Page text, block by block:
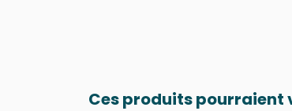
Ces produits pourraient